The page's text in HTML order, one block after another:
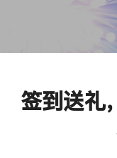
签到送礼